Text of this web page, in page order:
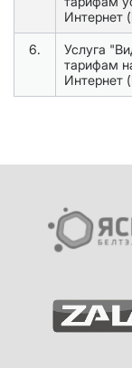
Интернет
6.
Услуга
тарифам
Интернет